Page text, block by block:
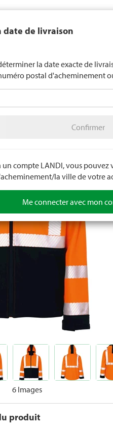
6 Images
produit
date de livraison
la date exacte de
postal d'acheminement
Confirmer
un compte LANDI, vous
la ville de votre
Me connecter avec mon
pas d'alcool aux